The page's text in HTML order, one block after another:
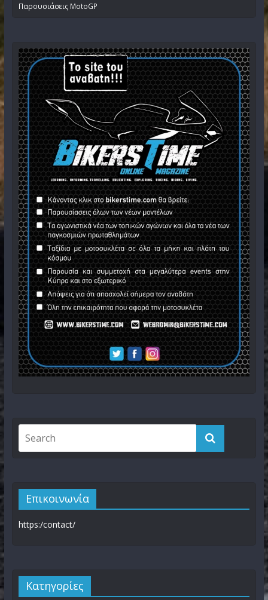
Παρουσιάσεις MotoGP
Επικοινωνία
https:/contact/
Kατηγορίες